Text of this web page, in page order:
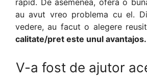
rapid. De asemenea, ofera o
au avut vreo problema cu el.
vedere, au facut o alegere
calitate/pret este unul avantajos.
V-a fost de ajutor